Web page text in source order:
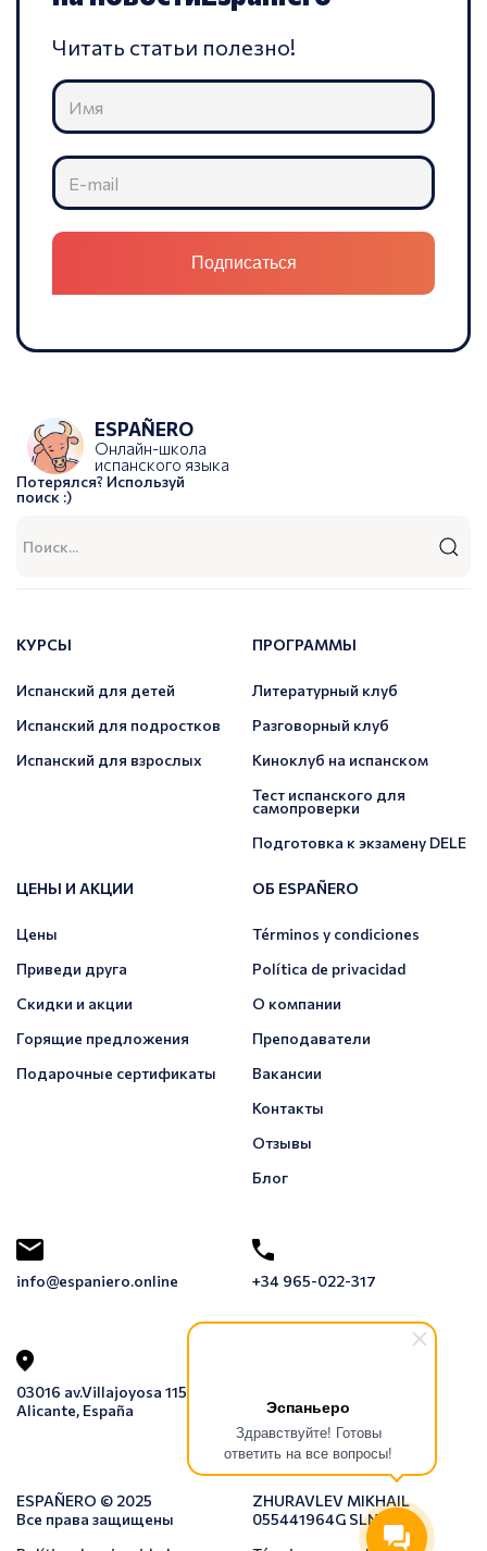
Эспаньеро
Здравствуйте! Готовы
ответить на все вопросы!
Читать статьи полезно!
ESPAÑERO
Онлайн-школа
испанского языка
Потерялся? Используй
поиск :)
КУРСЫ
Испанский для детей
Испанский для подростков
Испанский для взрослых
ПРОГРАММЫ
Литературный клуб
Разговорный клуб
Киноклуб на испанском
Тест испанского для
самопроверки
Подготовка к экзамену DELE
ЦЕНЫ И АКЦИИ
Цены
Приведи друга
Скидки и акции
Горящие предложения
Подарочные сертификаты
ОБ ESPAÑERO
Términos y condiciones
Política de privacidad
О компании
Преподаватели
Вакансии
Контакты
Отзывы
Блог
info@espaniero.online +34 965-022-317
03016 av.Villajoyosa 115 1E,
Alicante, España
ESPAÑERO © 2025
Все права защищены
ZHURAVLEV MIKHAIL
055441964G SLNE